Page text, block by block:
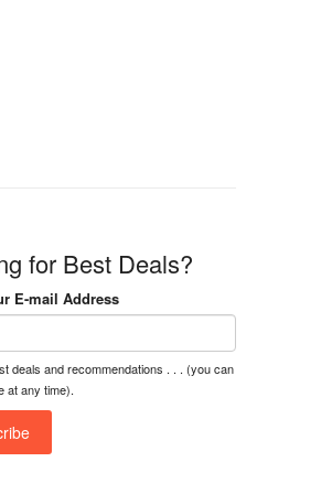
for Best Deals?
E-mail Address
deals and recommendations . . . (you can
at any time).